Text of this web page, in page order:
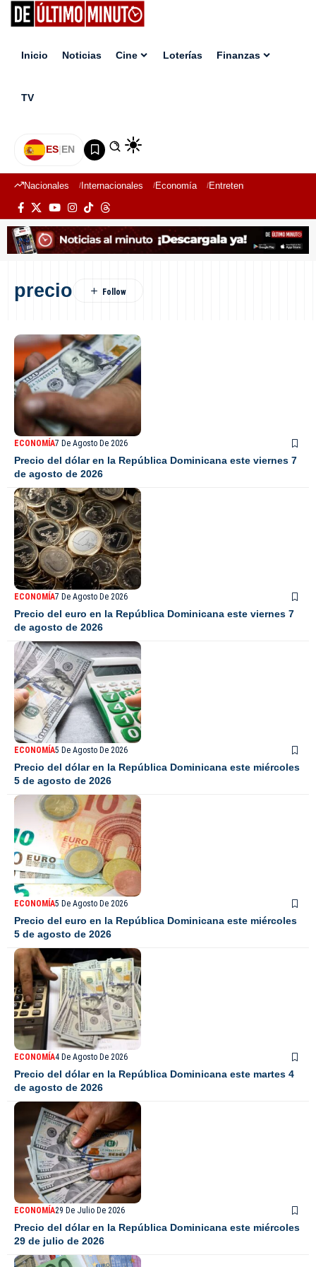
Inicio Noticias Cine Loterías Finanzas
TV
ES|EN
Nacionales Internacionales Economía Entretenimiento
precio
ECONOMÍA7 De Agosto De 2026
Precio del dólar en la República Dominicana este viernes 7
de agosto de 2026
ECONOMÍA7 De Agosto De 2026
Precio del euro en la República Dominicana este viernes 7
de agosto de 2026
ECONOMÍA5 De Agosto De 2026
Precio del dólar en la República Dominicana este miércoles
5 de agosto de 2026
ECONOMÍA5 De Agosto De 2026
Precio del euro en la República Dominicana este miércoles
5 de agosto de 2026
ECONOMÍA4 De Agosto De 2026
Precio del dólar en la República Dominicana este martes 4
de agosto de 2026
ECONOMÍA29 De Julio De 2026
Precio del dólar en la República Dominicana este miércoles
29 de julio de 2026